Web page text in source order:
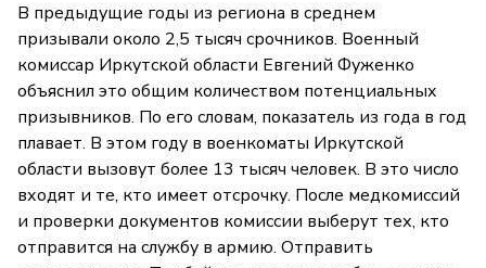
В предыдущие годы из региона в среднем
призывали около 2,5 тысяч срочников. Военный
комиссар Иркутской области Евгений Фуженко
объяснил это общим количеством потенциальных
призывников. По его словам, показатель из года в год
плавает. В этом году в военкоматы Иркутской
области вызовут более 13 тысяч человек. В это число
входят и те, кто имеет отсрочку. После медкомиссий
и проверки документов комиссии выберут тех, кто
отправится на службу в армию. Отправить